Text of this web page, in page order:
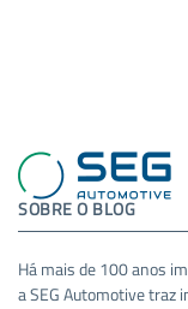
SOBRE O BLOG
Há mais de 100 anos
a SEG Automotive traz